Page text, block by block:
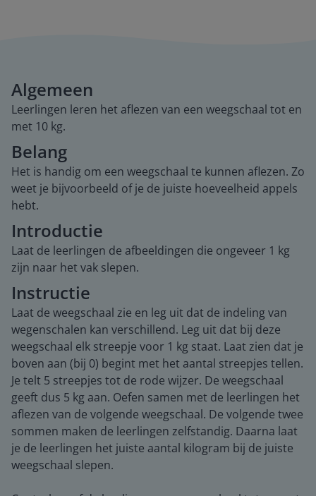
Algemeen
Leerlingen leren het aflezen van een weegschaal tot en
met 10 kg.
Belang
Het is handig om een weegschaal te kunnen aflezen. Zo
weet je bijvoorbeeld of je de juiste hoeveelheid appels
hebt.
Introductie
Laat de leerlingen de afbeeldingen die ongeveer 1 kg
zijn naar het vak slepen.
Instructie
Laat de weegschaal zie en leg uit dat de indeling van
wegenschalen kan verschillend. Leg uit dat bij deze
weegschaal elk streepje voor 1 kg staat. Laat zien dat je
boven aan (bij 0) begint met het aantal streepjes tellen.
Je telt 5 streepjes tot de rode wijzer. De weegschaal
geeft dus 5 kg aan. Oefen samen met de leerlingen het
aflezen van de volgende weegschaal. De volgende twee
sommen maken de leerlingen zelfstandig. Daarna laat
je de leerlingen het juiste aantal kilogram bij de juiste
weegschaal slepen.